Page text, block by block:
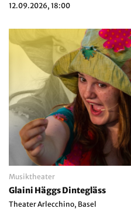
12.09.2026, 18:00
Musiktheater
Glaini Häggs Dintegläss
Theater Arlecchino, Basel